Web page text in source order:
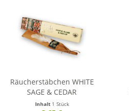
Räucherstäbchen WHITE
SAGE & CEDAR
Inhalt 1 Stück